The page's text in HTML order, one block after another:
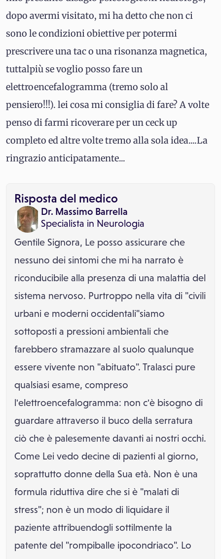
dopo avermi visitato, mi ha detto che non ci
sono le condizioni obiettive per potermi
prescrivere una tac o una risonanza magnetica,
tuttalpiù se voglio posso fare un
elettroencefalogramma (tremo solo al
pensiero!!!). lei cosa mi consiglia di fare? A volte
penso di farmi ricoverare per un ceck up
completo ed altre volte tremo alla sola idea....La
ringrazio anticipatamente...
Risposta del medico
Dr. Massimo Barrella
Specialista in Neurologia
Gentile Signora, Le posso assicurare che
nessuno dei sintomi che mi ha narrato è
riconducibile alla presenza di una malattia del
sistema nervoso. Purtroppo nella vita di "civili
urbani e moderni occidentali"siamo
sottoposti a pressioni ambientali che
farebbero stramazzare al suolo qualunque
essere vivente non "abituato". Tralasci pure
qualsiasi esame, compreso
l'elettroencefalogramma: non c'è bisogno di
guardare attraverso il buco della serratura
ciò che è palesemente davanti ai nostri occhi.
Come Lei vedo decine di pazienti al giorno,
soprattutto donne della Sua età. Non è una
formula riduttiva dire che si è "malati di
stress"; non è un modo di liquidare il
paziente attribuendogli sottilmente la
patente del "rompiballe ipocondriaco". Lo